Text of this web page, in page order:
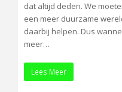
dat altijd deden. We
een meer duurzame
daarbij helpen. Dus
meer…
Lees Meer